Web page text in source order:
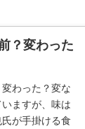
？変わった
わった？変な
ますが、味は
が手掛ける食